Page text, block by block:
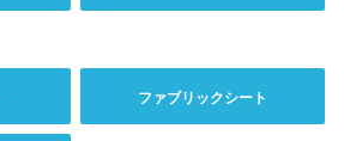
ファブリックシート